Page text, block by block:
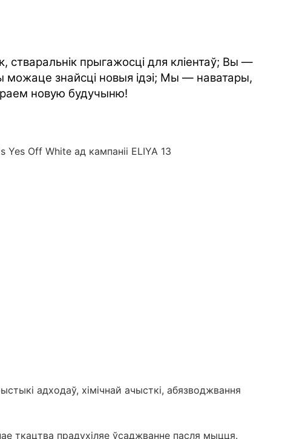
стваральнік прыгажосці для кліентаў; Вы —
можаце знайсці новыя ідэі; Мы — наватары,
новую будучыню!
адходаў, хімічнай ачысткі, абязводжвання
ткацтва прадухіляе ўсаджванне пасля мыцця.